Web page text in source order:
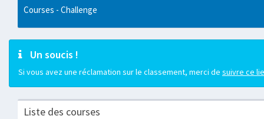
Courses - Challenge
Un soucis !
Si vous avez une réclamation sur le classement, merci de suivre ce
Liste des courses